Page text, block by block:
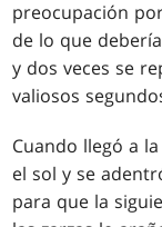
preocupación
de lo que
y dos veces se
valiosos
Cuando llegó a
el sol y se
para que la